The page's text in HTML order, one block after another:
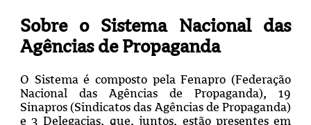
Sobre o Sistema Nacional das
Agências de Propaganda
O Sistema é composto pela Fenapro (Federação
Nacional das Agências de Propaganda), 19
Sinapros (Sindicatos das Agências de Propaganda)
e 3 Delegacias, que, juntos, estão presentes em